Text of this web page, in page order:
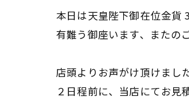
本日は天皇陛下御在位金貨
有難う御座います、またの
店頭よりお声がけ頂けまし
２日程前に、当店にてお見